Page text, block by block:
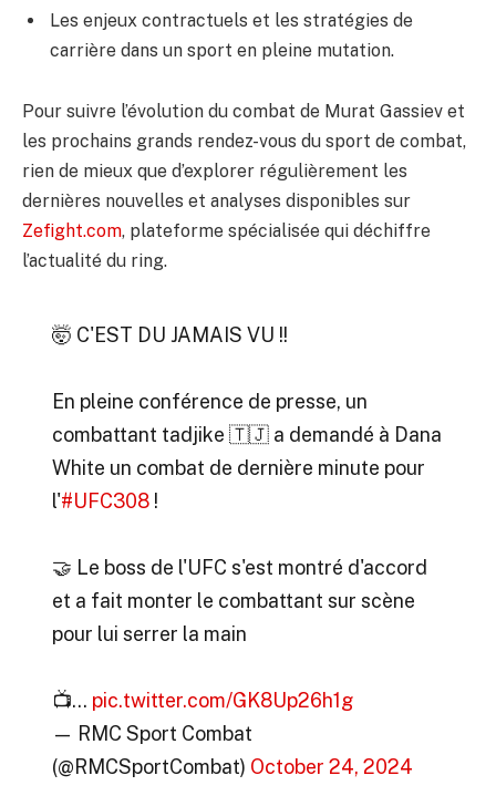
Les enjeux contractuels et les stratégies de
carrière dans un sport en pleine mutation.
Pour suivre l’évolution du combat de Murat Gassiev et
les prochains grands rendez-vous du sport de combat,
rien de mieux que d’explorer régulièrement les
dernières nouvelles et analyses disponibles sur
Zefight.com, plateforme spécialisée qui déchiffre
l’actualité du ring.
🤯 C'EST DU JAMAIS VU !!
En pleine conférence de presse, un
combattant tadjike 🇹🇯 a demandé à Dana
White un combat de dernière minute pour
l'#UFC308!
🤝 Le boss de l'UFC s'est montré d'accord
et a fait monter le combattant sur scène
pour lui serrer la main
📺… pic.twitter.com/GK8Up26h1g
— RMC Sport Combat
(@RMCSportCombat) October 24, 2024